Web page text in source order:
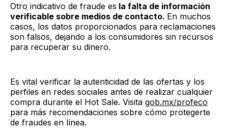
Otro indicativo de fraude es la falta de información
verificable sobre medios de contacto. En muchos
casos, los datos proporcionados para reclamaciones
son falsos, dejando a los consumidores sin recursos
para recuperar su dinero.
Es vital verificar la autenticidad de las ofertas y los
perfiles en redes sociales antes de realizar cualquier
compra durante el Hot Sale. Visita gob.mx/profeco
para más recomendaciones sobre cómo protegerte
de fraudes en línea.